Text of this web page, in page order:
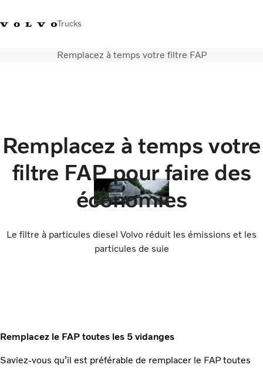
Trucks
+32-2 482 51 11JobsMerchandise shopConnexionNederlands
Notre société
Presse et médias
Nous contacter
Remplacez à temps votre filtre FAP
Remplacez à temps votre
filtre FAP pour faire des
économies
Le filtre à particules diesel Volvo réduit les émissions et les
particules de suie
Remplacez le FAP toutes les 5 vidanges
Saviez-vous qu’il est préférable de remplacer le FAP toutes